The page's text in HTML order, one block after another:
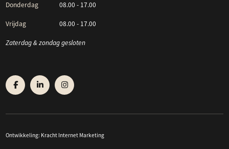
Donderdag 08.00 - 17.00
Vrijdag 08.00 - 17.00
Zaterdag & zondag gesloten
Ontwikkeling: Kracht Internet Marketing